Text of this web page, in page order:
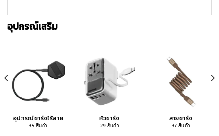
อุปกรณ์เสริม
อุปกรณ์ชาร์จไร้สาย
35 สินค้า
หัวชาร์จ
29 สินค้า
สายชาร์จ
37 สินค้า